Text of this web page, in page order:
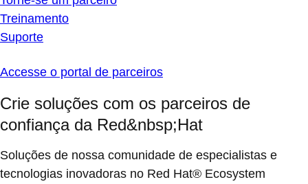
Treinamento
Suporte
Accesse o portal de parceiros
Crie soluções com os parceiros de
confiança da Red&nbsp;Hat
Soluções de nossa comunidade de especialistas e
tecnologias inovadoras no Red Hat® Ecosystem